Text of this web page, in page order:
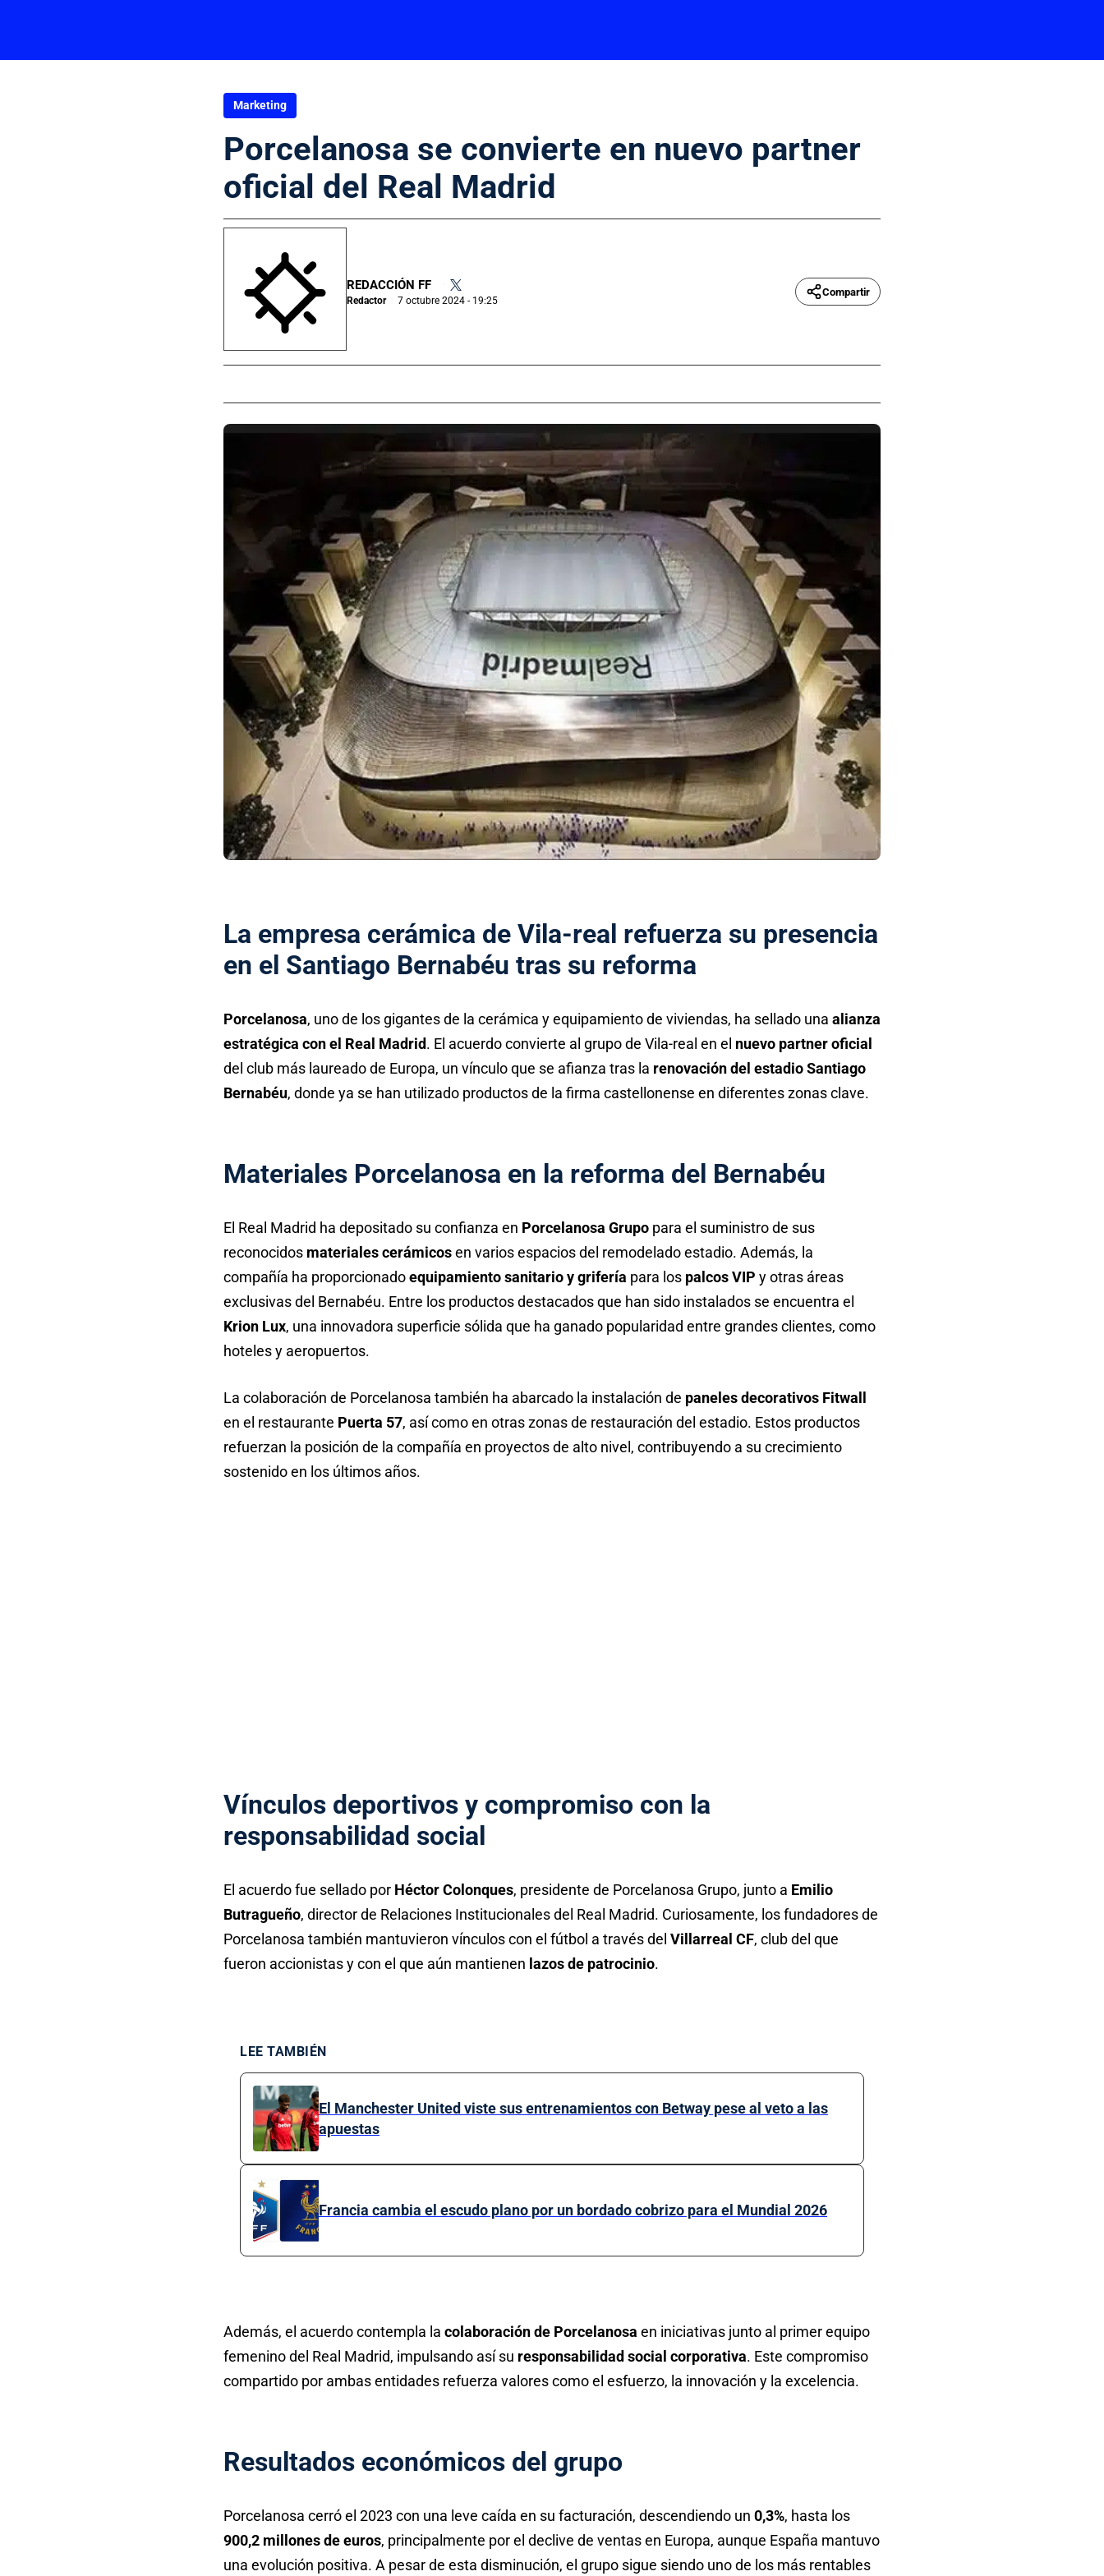
Marketing
Porcelanosa se convierte en nuevo partner
oficial del Real Madrid
REDACCIÓN FF
Redactor 7 octubre 2024 - 19:25
Compartir
La empresa cerámica de Vila-real refuerza su presencia
en el Santiago Bernabéu tras su reforma
Porcelanosa, uno de los gigantes de la cerámica y equipamiento de viviendas, ha sellado una alianza
estratégica con el Real Madrid. El acuerdo convierte al grupo de Vila-real en el nuevo partner oficial
del club más laureado de Europa, un vínculo que se afianza tras la renovación del estadio Santiago
Bernabéu, donde ya se han utilizado productos de la firma castellonense en diferentes zonas clave.
Materiales Porcelanosa en la reforma del Bernabéu
El Real Madrid ha depositado su confianza en Porcelanosa Grupo para el suministro de sus
reconocidos materiales cerámicosen varios espacios del remodelado estadio. Además, la
compañía ha proporcionadoequipamiento sanitario y grifería para los palcos VIP y otras áreas
exclusivas del Bernabéu. Entre los productos destacados que han sido instalados se encuentra el
Krion Lux, una innovadora superficie sólida que ha ganado popularidad entre grandes clientes, como
hoteles y aeropuertos.
La colaboración de Porcelanosa también ha abarcado la instalación de paneles decorativos Fitwall
en el restaurante Puerta 57, así como en otras zonas de restauración del estadio. Estos productos
refuerzan la posición de la compañía en proyectos de alto nivel, contribuyendo a su crecimiento
sostenido en los últimos años.
Vínculos deportivos y compromiso con la
responsabilidad social
El acuerdo fue sellado por Héctor Colonques, presidente de Porcelanosa Grupo, junto a Emilio
Butragueño, director de Relaciones Institucionales del Real Madrid. Curiosamente, los fundadores de
Porcelanosa también mantuvieron vínculos con el fútbol a través del Villarreal CF, club del que
fueron accionistas y con el que aún mantienen lazos de patrocinio.
LEE TAMBIÉN
El Manchester United viste sus entrenamientos con Betway pese al veto a las
apuestas
Francia cambia el escudo plano por un bordado cobrizo para el Mundial 2026
Además, el acuerdo contempla la colaboración de Porcelanosa en iniciativas junto al primer equipo
femenino del Real Madrid, impulsando así su responsabilidad social corporativa. Este compromiso
compartido por ambas entidades refuerza valores como el esfuerzo, la innovación y la excelencia.
Resultados económicos del grupo
Porcelanosa cerró el 2023 con una leve caída en su facturación, descendiendo un 0,3%, hasta los
900,2 millones de euros, principalmente por el declive de ventas en Europa, aunque España mantuvo
una evolución positiva. A pesar de esta disminución, el grupo sigue siendo uno de los más rentables